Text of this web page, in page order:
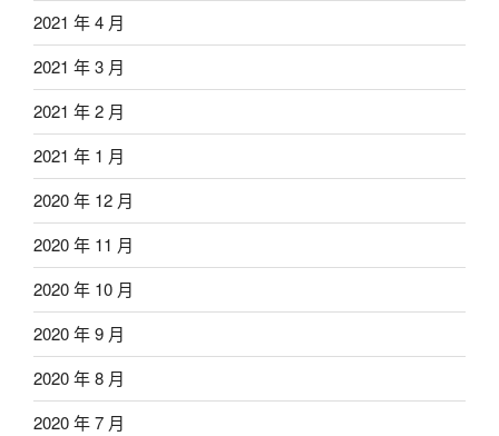
2021 年 4 月
2021 年 3 月
2021 年 2 月
2021 年 1 月
2020 年 12 月
2020 年 11 月
2020 年 10 月
2020 年 9 月
2020 年 8 月
2020 年 7 月